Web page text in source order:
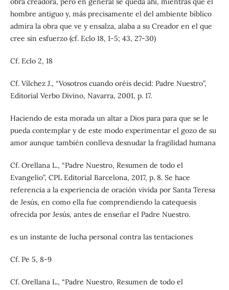
hombre antiguo y, más precisamente el del ambiente bíblico
admira la obra que ve y ensalza, alaba a su Creador en el que
cree sin esfuerzo (cf. Eclo 18, 1-5; 43, 27-30)
Cf. Eclo 2, 18
Cf. Vílchez J., “Vosotros cuando oréis decid: Padre Nuestro”,
Editorial Verbo Divino, Navarra, 2001, p. 17.
Haciendo de esta morada un altar a Dios para para que se le
pueda contemplar y de este modo experimentar el gozo de su
amor aunque también conlleva desnudar la fragilidad humana
Cf. Orellana L., “Padre Nuestro, Resumen de todo el
Evangelio”, CPL Editorial Barcelona, 2017, p. 8. Se hace
referencia a la experiencia de oración vivida por Santa Teresa
de Jesús, en como ella fue comprendiendo la catequesis
ofrecida por Jesús, antes de enseñar el Padre Nuestro.
es un instante de lucha personal contra las tentaciones
Cf. Pe 5, 8-9
Cf. Orellana L., “Padre Nuestro, Resumen de todo el